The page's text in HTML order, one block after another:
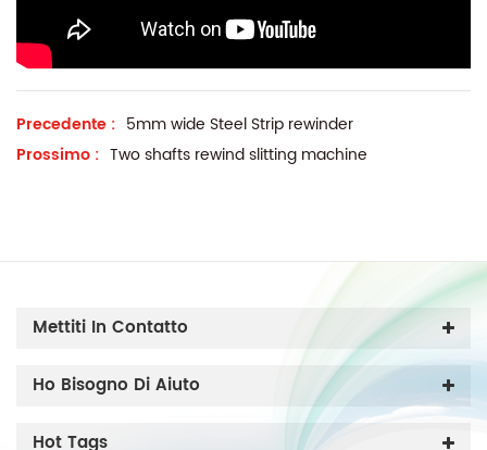
Precedente : 5mm wide Steel Strip rewinder
Prossimo : Two shafts rewind slitting machine
Mettiti In Contatto
Ho Bisogno Di Aiuto
Hot Tags